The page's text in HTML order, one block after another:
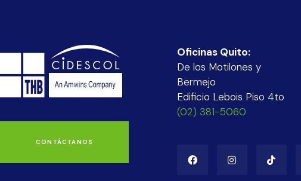
CONTÁCTANOS
Oficinas Quito:
De los Motilones y
Bermejo
Edificio Lebois Piso 4to
(02) 381-5060